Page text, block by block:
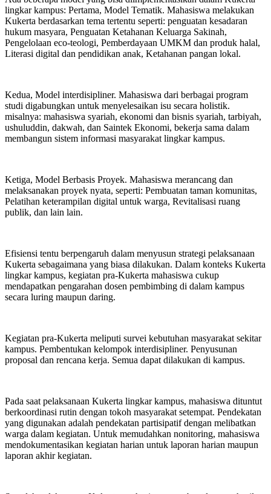
lingkar kampus: Pertama, Model Tematik. Mahasiswa melakukan
Kukerta berdasarkan tema tertentu seperti: penguatan kesadaran
hukum masyara, Penguatan Ketahanan Keluarga Sakinah,
Pengelolaan eco-teologi, Pemberdayaan UMKM dan produk halal,
Literasi digital dan pendidikan anak, Ketahanan pangan lokal.
Kedua, Model interdisipliner. Mahasiswa dari berbagai program
studi digabungkan untuk menyelesaikan isu secara holistik.
misalnya: mahasiswa syariah, ekonomi dan bisnis syariah, tarbiyah,
ushuluddin, dakwah, dan Saintek Ekonomi, bekerja sama dalam
membangun sistem informasi masyarakat lingkar kampus.
Ketiga, Model Berbasis Proyek. Mahasiswa merancang dan
melaksanakan proyek nyata, seperti: Pembuatan taman komunitas,
Pelatihan keterampilan digital untuk warga, Revitalisasi ruang
publik, dan lain lain.
Efisiensi tentu berpengaruh dalam menyusun strategi pelaksanaan
Kukerta sebagaimana yang biasa dilakukan. Dalam konteks Kukerta
lingkar kampus, kegiatan pra-Kukerta mahasiswa cukup
mendapatkan pengarahan dosen pembimbing di dalam kampus
secara luring maupun daring.
Kegiatan pra-Kukerta meliputi survei kebutuhan masyarakat sekitar
kampus. Pembentukan kelompok interdisipliner. Penyusunan
proposal dan rencana kerja. Semua dapat dilakukan di kampus.
Pada saat pelaksanaan Kukerta lingkar kampus, mahasiswa dituntut
berkoordinasi rutin dengan tokoh masyarakat setempat. Pendekatan
yang digunakan adalah pendekatan partisipatif dengan melibatkan
warga dalam kegiatan. Untuk memudahkan nonitoring, mahasiswa
mendokumentasikan kegiatan harian untuk laporan harian maupun
laporan akhir kegiatan.